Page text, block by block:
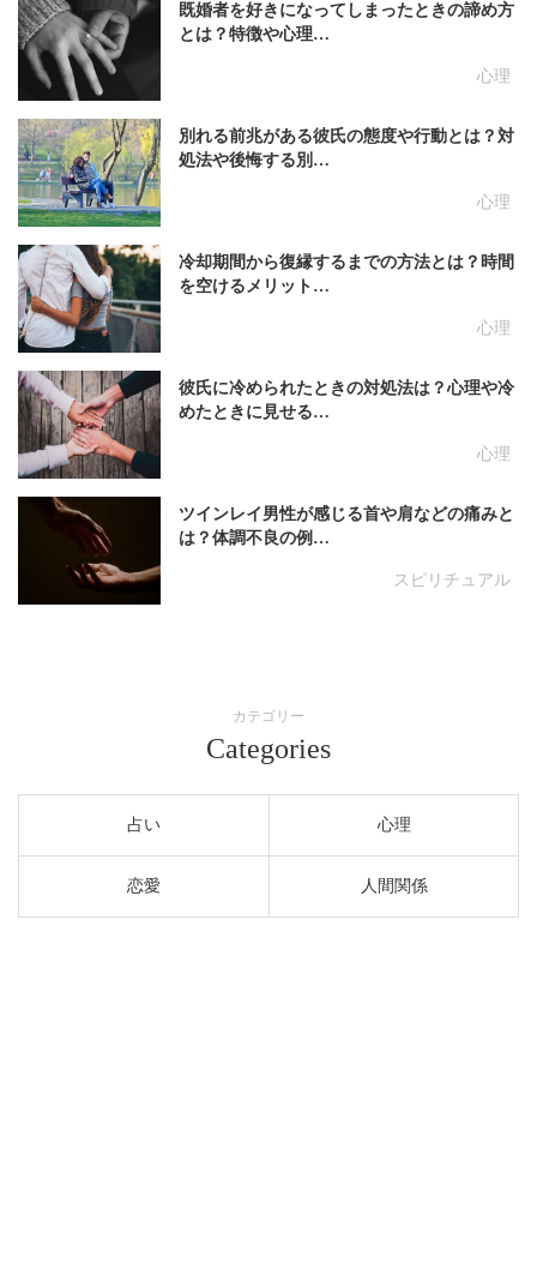
心理
既婚者を好きになってしまったときの諦め方
とは？特徴や心理…
心理
別れる前兆がある彼氏の態度や行動とは？対
処法や後悔する別…
心理
冷却期間から復縁するまでの方法とは？時間
を空けるメリット…
心理
彼氏に冷められたときの対処法は？心理や冷
めたときに見せる…
スピリチュアル
ツインレイ男性が感じる首や肩などの痛みと
は？体調不良の例…
カテゴリー
Categories
占い 心理
恋愛 人間関係